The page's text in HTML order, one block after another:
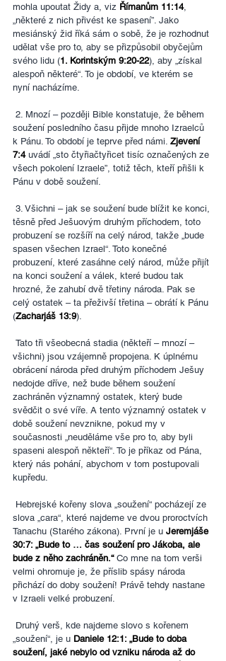
mohla upoutat Židy a, viz Římanům 11:14,
„některé z nich přivést ke spasení”. Jako
mesiánský žid říká sám o sobě, že je rozhodnut
udělat vše pro to, aby se přizpůsobil obyčejům
svého lidu (1. Korintským 9:20-22), aby „získal
alespoň některé“. To je období, ve kterém se
nyní nacházíme.
soužení posledního času přijde mnoho Izraelců
k Pánu. To období je teprve před námi. Zjevení
7:4 uvádí „sto čtyřiačtyřicet tisíc označených ze
všech pokolení Izraele”, totiž těch, kteří přišli k
Pánu v době soužení.
těsně před Ješuovým druhým příchodem, toto
probuzení se rozšíří na celý národ, takže „bude
spasen všechen Izrael“. Toto konečné
probuzení, které zasáhne celý národ, může přijít
na konci soužení a válek, které budou tak
hrozné, že zahubí dvě třetiny národa. Pak se
celý ostatek – ta přeživší třetina – obrátí k Pánu
(Zacharjáš 13:9).
všichni) jsou vzájemně propojena. K úplnému
obrácení národa před druhým příchodem Ješuy
nedojde dříve, než bude během soužení
zachráněn významný ostatek, který bude
svědčit o své víře. A tento významný ostatek v
době soužení nevznikne, pokud my v
současnosti „neuděláme vše pro to, aby byli
spaseni alespoň někteří“. To je příkaz od Pána,
který nás pohání, abychom v tom postupovali
kupředu.
slova „cara“, které najdeme ve dvou proroctvích
Tanachu (Starého zákona). První je u Jeremjáše
30:7: „Bude to … čas soužení pro Jákoba, ale
bude z něho zachráněn.“ Co mne na tom verši
velmi ohromuje je, že příslib spásy národa
přichází do doby soužení! Právě tehdy nastane
v Izraeli velké probuzení.
„soužení“, je u Daniele 12:1: „Bude to doba
soužení, jaké nebylo od vzniku národa až do